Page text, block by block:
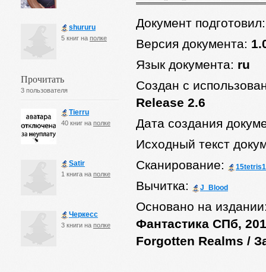
shururu
5 книг на полке
Прочитать
3 пользователя
Tierru
40 книг на полке
Satir
1 книга на полке
Черкесс
3 книги на полке
Документ
Версия документа:
Язык документа: ru
Создан с
Release 2.6
Дата создания
Исходный текст
Сканирование:
Вычитка: J_Blood
Основано на
Фантастика СПб,
Forgotten Realms /